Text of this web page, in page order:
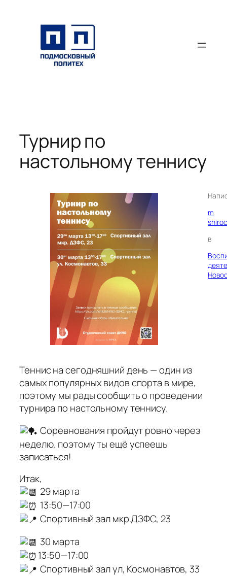
содержимому
Турнир по
настольному теннису
m
в
Теннис на сегодняшний день — один из
самых популярных видов спорта в мире,
поэтому мы рады сообщить о проведении
турнира по настольному теннису.
Соревнования пройдут ровно через
неделю, поэтому ты ещё успеешь
записаться!
Итак,
29 марта
13:50—17:00
Спортивный зал мкр.ДЗФС, 23
30 марта
13:50—17:00
Спортивный зал ул, Космонавтов, 33